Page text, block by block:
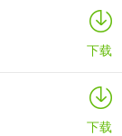
、Accent、《商
下载
下载